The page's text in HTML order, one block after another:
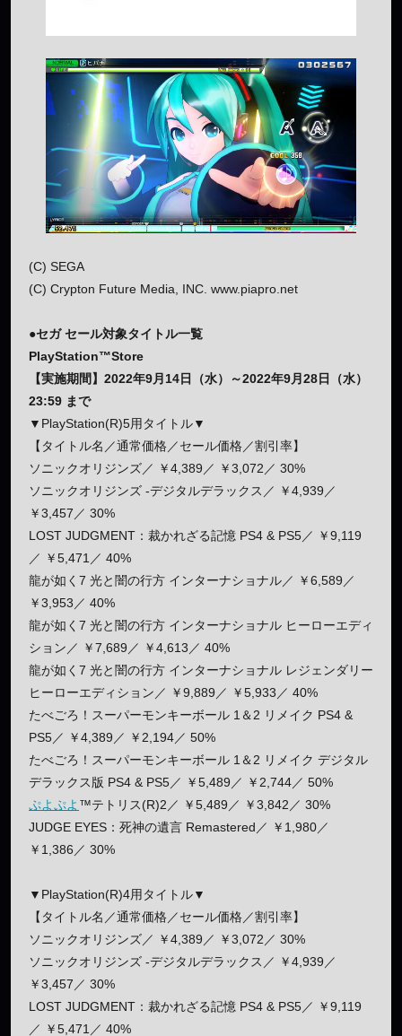
(C) SEGA
(C) Crypton Future Media, INC. www.piapro.net
●セガ セール対象タイトル一覧
PlayStation™Store
【実施期間】2022年9月14日（水）～2022年9月28日（水）
23:59 まで
▼PlayStation(R)5用タイトル▼
【タイトル名／通常価格／セール価格／割引率】
ソニックオリジンズ／ ￥4,389／ ￥3,072／ 30%
ソニックオリジンズ -デジタルデラックス／ ￥4,939／
￥3,457／ 30%
LOST JUDGMENT：裁かれざる記憶 PS4 & PS5／ ￥9,119
／ ￥5,471／ 40%
龍が如く7 光と闇の行方 インターナショナル／ ￥6,589／
￥3,953／ 40%
龍が如く7 光と闇の行方 インターナショナル ヒーローエディ
ション／ ￥7,689／ ￥4,613／ 40%
龍が如く7 光と闇の行方 インターナショナル レジェンダリー
ヒーローエディション／ ￥9,889／ ￥5,933／ 40%
たべごろ！スーパーモンキーボール 1＆2 リメイク PS4 &
PS5／ ￥4,389／ ￥2,194／ 50%
たべごろ！スーパーモンキーボール 1＆2 リメイク デジタル
デラックス版 PS4 & PS5／ ￥5,489／ ￥2,744／ 50%
ぷよぷよ ™テトリス(R)2／ ￥5,489／ ￥3,842／ 30%
JUDGE EYES：死神の遺言 Remastered／ ￥1,980／
￥1,386／ 30%
▼PlayStation(R)4用タイトル▼
【タイトル名／通常価格／セール価格／割引率】
ソニックオリジンズ／ ￥4,389／ ￥3,072／ 30%
ソニックオリジンズ -デジタルデラックス／ ￥4,939／
￥3,457／ 30%
LOST JUDGMENT：裁かれざる記憶 PS4 & PS5／ ￥9,119
／ ￥5,471／ 40%